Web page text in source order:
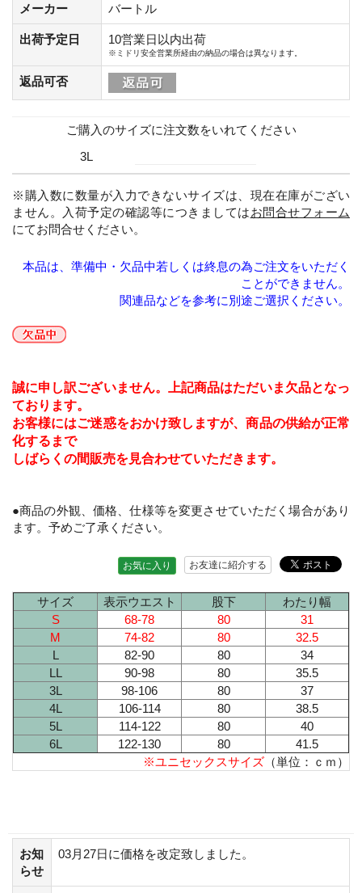
メーカー バートル
出荷予定日 10営業日以内出荷
※ミドリ安全営業所経由の納品の場合は異なります。
返品可否
ご購入のサイズに注文数をいれてください
3L
※購入数に数量が入力できないサイズは、現在在庫がござい
ません。入荷予定の確認等につきましてはお問合せフォーム
にてお問合せください。
本品は、準備中・欠品中若しくは終息の為ご注文をいただく
ことができません。
関連品などを参考に別途ご選択ください。
誠に申し訳ございません。上記商品はただいま欠品となっ
ております。
お客様にはご迷惑をおかけ致しますが、商品の供給が正常
化するまで
しばらくの間販売を見合わせていただきます。
●商品の外観、価格、仕様等を変更させていただく場合があり
ます。予めご了承ください。
お友達に紹介する
お気に入り
サイズ 表示ウエスト 股下
わたり幅
S
68-78 80
31
M
74-82 80
32.5
L
82-90 80
34
LL
90-98 80
35.5
3L
98-106 80
37
4L
106-114 80
38.5
5L
114-122 80
40
6L
122-130 80
41.5
※ユニセックスサイズ （単位：ｃｍ）
お知
らせ
03月27日に価格を改定致しました。